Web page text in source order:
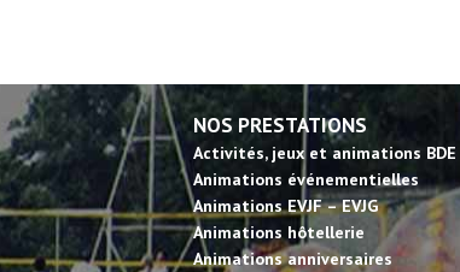
NOS PRESTATIONS
Activités, jeux et animations BDE
Animations événementielles
Animations EVJF – EVJG
Animations hôtellerie
Animations anniversaires